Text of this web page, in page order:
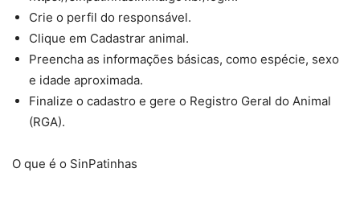
Crie o perfil do responsável.
Clique em Cadastrar animal.
Preencha as informações básicas, como espécie, sexo
e idade aproximada.
Finalize o cadastro e gere o Registro Geral do Animal
(RGA).
O que é o SinPatinhas